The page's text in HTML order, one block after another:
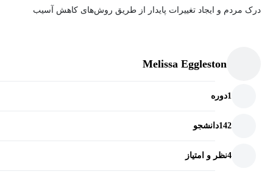
درک مردم و ایجاد تغییرات پایدار از طریق روش‌های کاهش آسیب
Informed Technology به کمک ساخت تکنولوژی‌های آگاه از تروما
Melissa Eggleston
1دوره
142دانشجو
4نظر و امتیاز